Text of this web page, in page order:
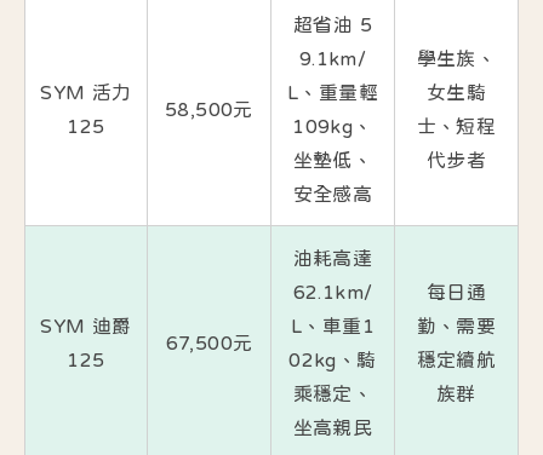
SYM 活力
125
58,500元
超省油 5
9.1km/
L、重量輕
109kg、
坐墊低、
安全感高
學生族、
女生騎
士、短程
代步者
SYM 迪爵
125
67,500元
油耗高達
62.1km/
L、車重1
02kg、騎
乘穩定、
坐高親民
每日通
勤、需要
穩定續航
族群